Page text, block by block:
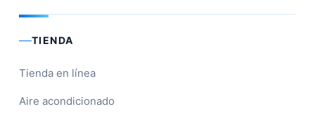
TIENDA
Tienda en línea
Aire acondicionado